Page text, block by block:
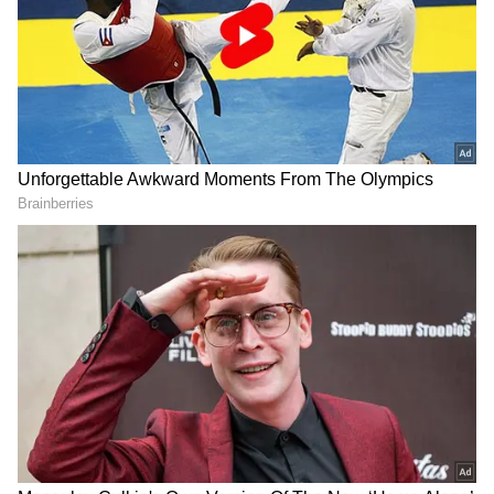
சமூக ரீதியாக பாதிக்கப்பட்டவர்களுக்கு
இலவச தையல் இயந்திரங்களை வழங்கி
வருகிறது.
School Holida y: பள்ளி திறந்த கையோடு.!
தொடர்ந்து மூன்று நாட்கள் விடுமுறை.!
குஷியில் துள்ளிக்குதிக்கும்
மாணவர்கள்!